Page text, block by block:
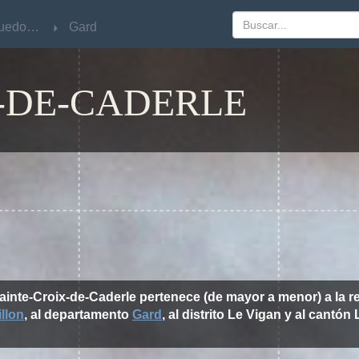
Languedoc-Roussillon Gard
CADERLE
Croix-de-Caderle pertenece (de mayor a menor) a la
, al departamento Gard , al distrito Le Vigan y al cantón
Languedoc-Roussillon Gard